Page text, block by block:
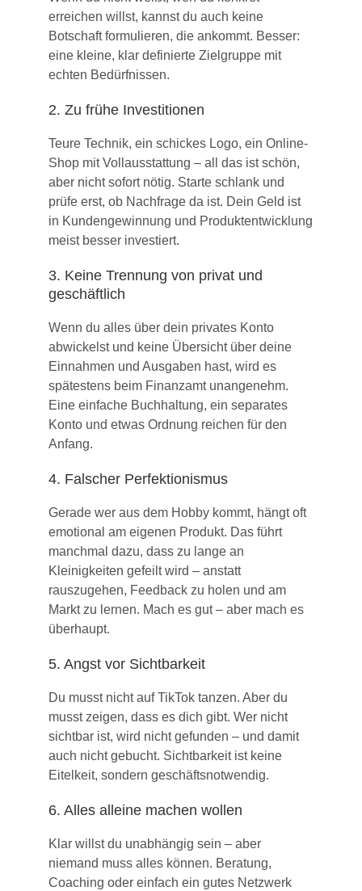
erreichen willst, kannst du auch keine
Botschaft formulieren, die ankommt. Besser:
eine kleine, klar definierte Zielgruppe mit
echten Bedürfnissen.
2. Zu frühe Investitionen
Teure Technik, ein schickes Logo, ein Online-
Shop mit Vollausstattung – all das ist schön,
aber nicht sofort nötig. Starte schlank und
prüfe erst, ob Nachfrage da ist. Dein Geld ist
in Kundengewinnung und Produktentwicklung
meist besser investiert.
3. Keine Trennung von privat und
geschäftlich
Wenn du alles über dein privates Konto
abwickelst und keine Übersicht über deine
Einnahmen und Ausgaben hast, wird es
spätestens beim Finanzamt unangenehm.
Eine einfache Buchhaltung, ein separates
Konto und etwas Ordnung reichen für den
Anfang.
4. Falscher Perfektionismus
Gerade wer aus dem Hobby kommt, hängt oft
emotional am eigenen Produkt. Das führt
manchmal dazu, dass zu lange an
Kleinigkeiten gefeilt wird – anstatt
rauszugehen, Feedback zu holen und am
Markt zu lernen. Mach es gut – aber mach es
überhaupt.
5. Angst vor Sichtbarkeit
Du musst nicht auf TikTok tanzen. Aber du
musst zeigen, dass es dich gibt. Wer nicht
sichtbar ist, wird nicht gefunden – und damit
auch nicht gebucht. Sichtbarkeit ist keine
Eitelkeit, sondern geschäftsnotwendig.
6. Alles alleine machen wollen
Klar willst du unabhängig sein – aber
niemand muss alles können. Beratung,
Coaching oder einfach ein gutes Netzwerk